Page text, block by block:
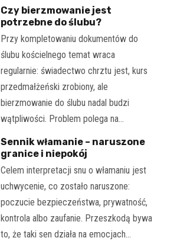
Czy bierzmowanie jest
potrzebne do ślubu?
Przy kompletowaniu dokumentów do
ślubu kościelnego temat wraca
regularnie: świadectwo chrztu jest, kurs
przedmałżeński zrobiony, ale
bierzmowanie do ślubu nadal budzi
wątpliwości. Problem polega na…
Sennik włamanie – naruszone
granice i niepokój
Celem interpretacji snu o włamaniu jest
uchwycenie, co zostało naruszone:
poczucie bezpieczeństwa, prywatność,
kontrola albo zaufanie. Przeszkodą bywa
to, że taki sen działa na emocjach…